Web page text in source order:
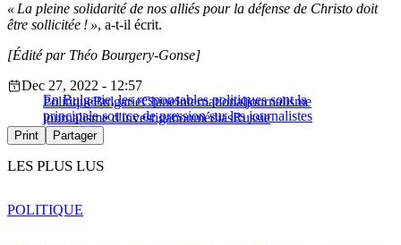
« La pleine solidarité de nos alliés pour la défense de Christo doit
être sollicitée ! », a-t-il écrit.
[Édité par Théo Bourgery-Gonse]
En Bulgarie, les responsables politiques sont la
principale source de pression sur les journalistes
Dec 27, 2022 - 12:57
PolitiqueBulgarieChineInternationaljournalisme
journalisme d'investigationmédiasRussie
Print Partager
LES PLUS LUS
POLITIQUE